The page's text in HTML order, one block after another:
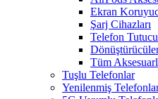
Ekran
Şarj Cihazları
Telefon
Tüm
Tuşlu Telefonlar
Yenilenmiş